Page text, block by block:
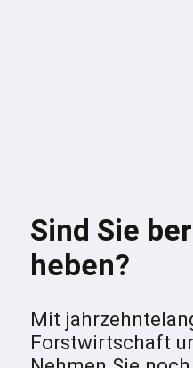
Sind Sie
heben?
Mit
Forstwirtschaft